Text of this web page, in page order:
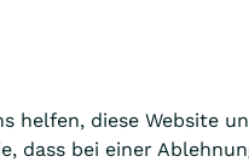
helfen, diese Website
dass bei einer